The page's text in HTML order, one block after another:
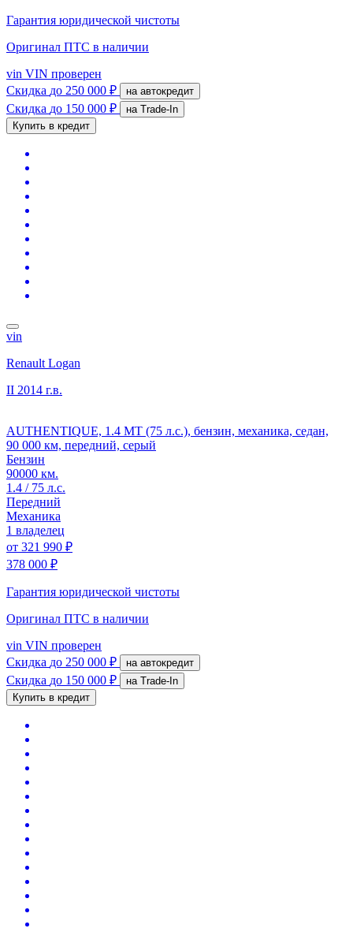
Гарантия юридической чистоты
Оригинал ПТС в наличии
vin VIN проверен
Скидка до 250 000 ₽ на автокредит
Скидка до 150 000 ₽
на Trade-In
Купить в кредит
vin
Renault Logan
II 2014 г.в.
AUTHENTIQUE, 1.4 MT (75 л.с.), бензин, механика, седан,
90 000 км, передний, серый
Бензин
90000 км.
1.4 / 75 л.с.
Передний
Механика
1 владелец
от 321 990 ₽
378 000 ₽
Гарантия юридической чистоты
Оригинал ПТС в наличии
vin VIN проверен
Скидка до 250 000 ₽ на автокредит
Скидка до 150 000 ₽
на Trade-In
Купить в кредит